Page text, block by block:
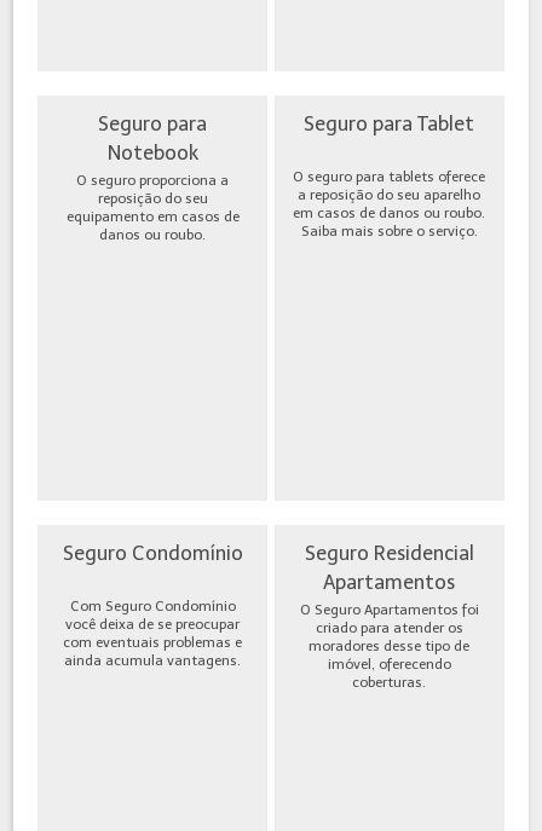
Seguro para
Notebook
O seguro proporciona a
reposição do seu
equipamento em casos de
danos ou roubo.
Seguro para Tablet
O seguro para tablets oferece
a reposição do seu aparelho
em casos de danos ou roubo.
Saiba mais sobre o serviço.
Seguro Condomínio
Com Seguro Condomínio
você deixa de se preocupar
com eventuais problemas e
ainda acumula vantagens.
Seguro Residencial
Apartamentos
O Seguro Apartamentos foi
criado para atender os
moradores desse tipo de
imóvel, oferecendo
coberturas.